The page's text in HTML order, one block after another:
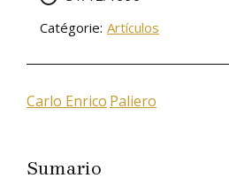
Catégorie: Artículos
Carlo Enrico Paliero
Sumario